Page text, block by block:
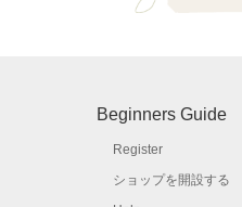
Beginners Guide
Register
ショップを開設する